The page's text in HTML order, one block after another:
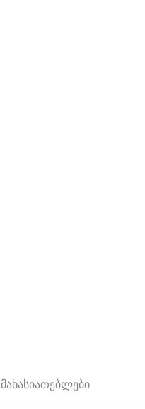
მახასიათებლები